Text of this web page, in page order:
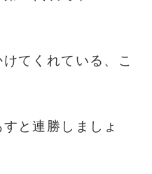
てくれている、こ
と連勝しましょ